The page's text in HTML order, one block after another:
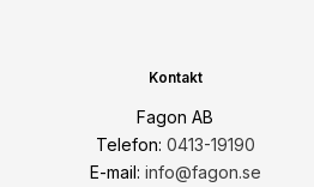
Kontakt
Fagon AB
Telefon: 0413-19190
E-mail: info@fagon.se